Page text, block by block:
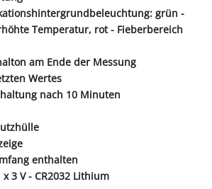
grün -
Temperatur, rot - Fieberbereich
am Ende der Messung
Wertes
nach 10 Minuten
enthalten
3 V - CR2032 Lithium